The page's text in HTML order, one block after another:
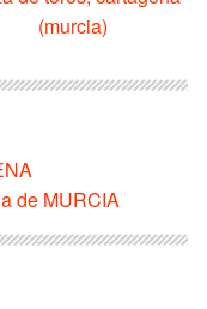
(murcia)
de MURCIA